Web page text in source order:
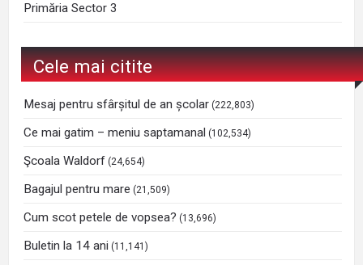
Primăria Sector 3
Cele mai citite
Mesaj pentru sfârșitul de an școlar (222,803)
Ce mai gatim – meniu saptamanal (102,534)
Şcoala Waldorf (24,654)
Bagajul pentru mare (21,509)
Cum scot petele de vopsea? (13,696)
Buletin la 14 ani (11,141)